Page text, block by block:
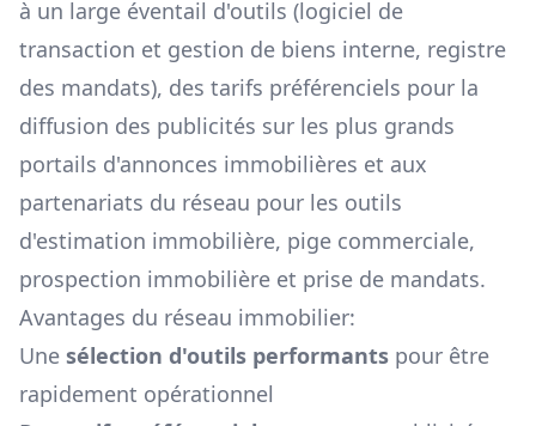
à un large éventail d'outils (logiciel de
transaction et gestion de biens interne, registre
des mandats), des tarifs préférenciels pour la
diffusion des publicités sur les plus grands
portails d'annonces immobilières et aux
partenariats du réseau pour les outils
d'estimation immobilière, pige commerciale,
prospection immobilière et prise de mandats.
Avantages du réseau immobilier:
Une sélection d'outils performants pour être
rapidement opérationnel